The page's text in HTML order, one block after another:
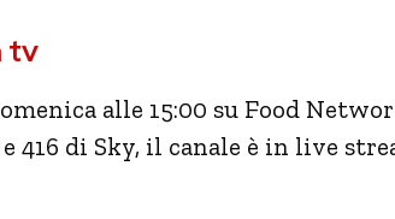
tv
alle 15:00 su Food
416 di Sky, il canale è in live